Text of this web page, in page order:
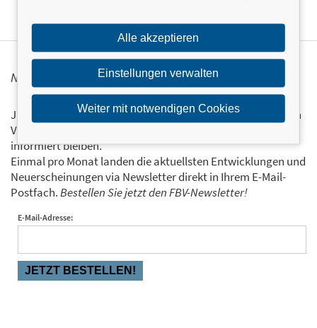
NEWSLETTER FINANZBUCH VERLAG
Ja, ich will mit dem kostenlosen Newsletter des FinanzBuch
Verlags über die aktuellen Trends im Finanzbereich
informiert bleiben.
Einmal pro Monat landen die aktuellsten Entwicklungen und
Neuerscheinungen via Newsletter direkt in Ihrem E-Mail-
Postfach.Bestellen Sie jetzt den FBV-Newsletter!
E-Mail-Adresse:
Alle akzeptieren
Einstellungen verwalten
Weiter mit notwendigen Cookies